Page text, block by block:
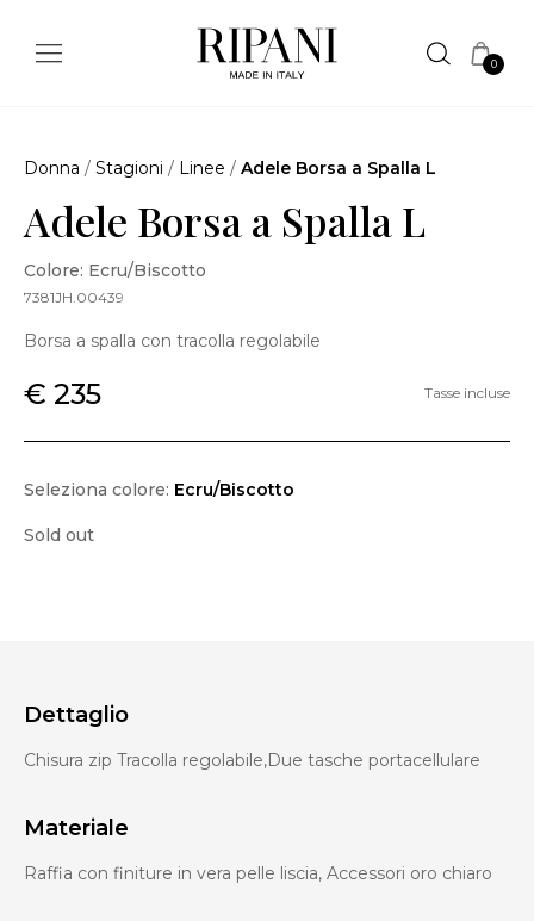
0
Donna / Stagioni / Linee / Adele Borsa a Spalla L
Adele Borsa a Spalla L
Colore: Ecru/Biscotto
7381JH.00439
Borsa a spalla con tracolla regolabile
€ 235 Tasse incluse
Seleziona colore: Ecru/Biscotto
Sold out
Dettaglio
Chisura zip Tracolla regolabile,Due tasche portacellulare
Materiale
Raffia con finiture in vera pelle liscia, Accessori oro chiaro